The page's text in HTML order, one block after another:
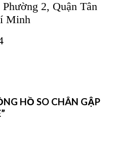
2, Quận Tân
Minh
HỒ SO CHÂN GẬP